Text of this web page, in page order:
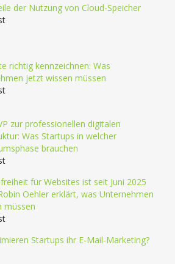
der Nutzung von Cloud-Speicher
richtig kennzeichnen: Was
jetzt wissen müssen
zur professionellen digitalen
Was Startups in welcher
brauchen
für Websites ist seit Juni 2025
Oehler erklärt, was Unternehmen
müssen
Startups ihr E-Mail-Marketing?